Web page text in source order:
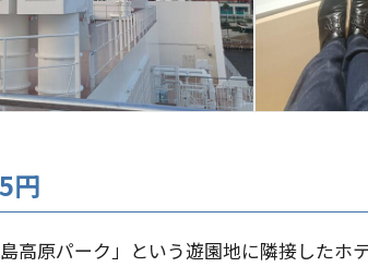
円
高原パーク」という遊園地に隣接したホテ